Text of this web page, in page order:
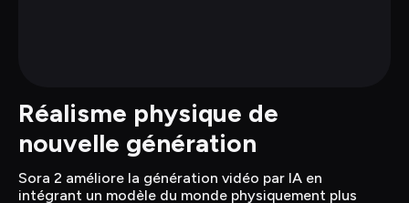
Réalisme physique de
nouvelle génération
Sora 2 améliore la génération vidéo par IA en
intégrant un modèle du monde physiquement plus